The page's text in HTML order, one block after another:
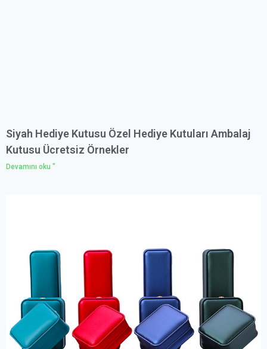
Siyah Hediye Kutusu Özel Hediye Kutuları Ambalaj
Kutusu Ücretsiz Örnekler
Devamını oku "